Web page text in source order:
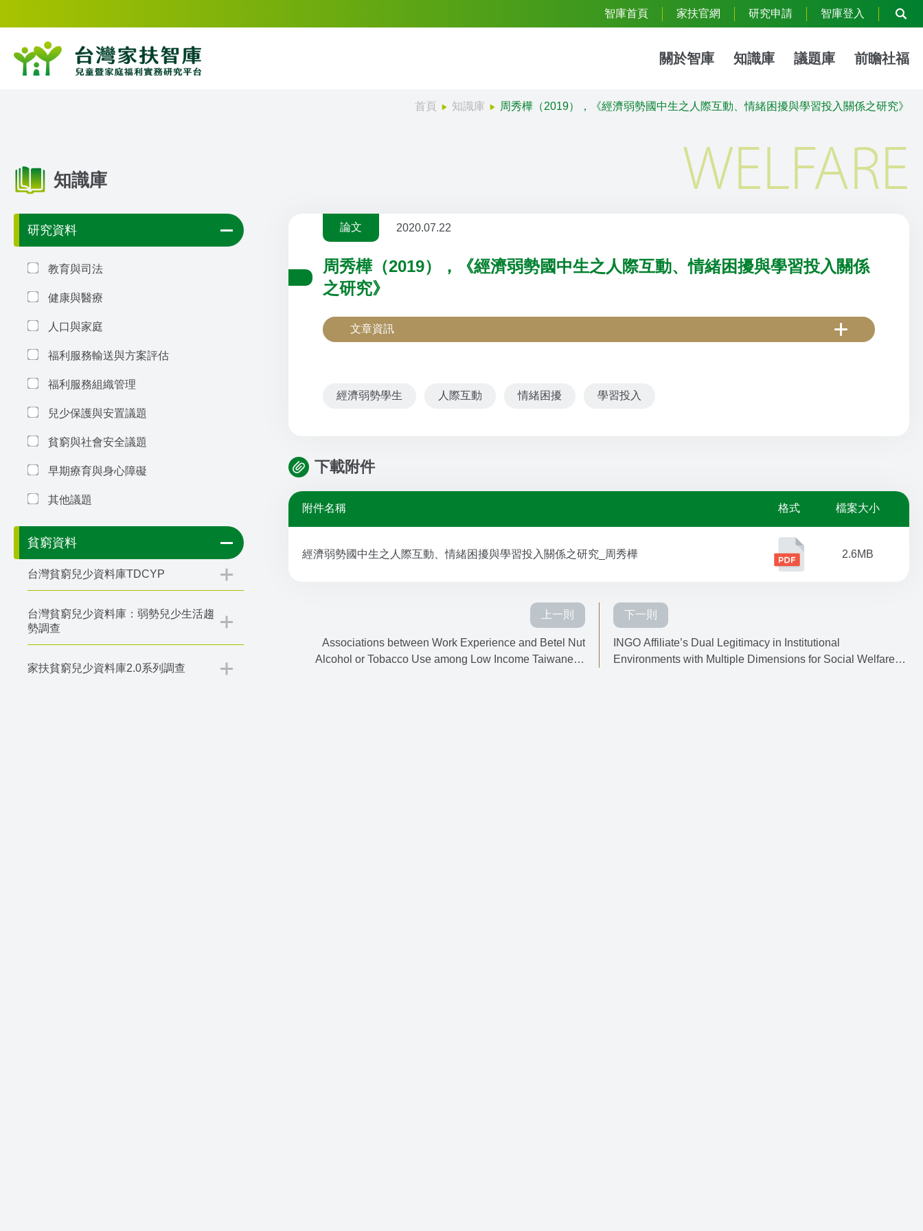
智庫首頁 家扶官網 研究申請 智庫登入
關於智庫 知識庫 議題庫 前瞻社福
首頁 知識庫 周秀樺（2019），《經濟弱勢國中生之人際互動、情緒困擾與學習投入關係之研究》
知識庫 WELFARE
研究資料
教育與司法
健康與醫療
人口與家庭
福利服務輸送與方案評估
福利服務組織管理
兒少保護與安置議題
貧窮與社會安全議題
早期療育與身心障礙
其他議題
貧窮資料
台灣貧窮兒少資料庫TDCYP
台灣貧窮兒少資料庫：弱勢兒少生活趨
勢調查
家扶貧窮兒少資料庫2.0系列調查
論文 2020.07.22
周秀樺（2019），《經濟弱勢國中生之人際互動、情緒困擾與學習投入關係
之研究》
文章資訊
經濟弱勢學生 人際互動 情緒困擾 學習投入
下載附件
附件名稱 格式 檔案大小
經濟弱勢國中生之人際互動、情緒困擾與學習投入關係之研究_周秀樺 2.6MB
上一則
Associations between Work Experience and Betel Nut
Alcohol or Tobacco Use among Low Income Taiwanese
下一則
INGO Affiliate’s Dual Legitimacy in Institutional
Environments with Multiple Dimensions for Social Welfare